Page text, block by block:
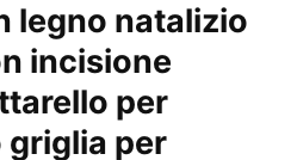
legno natalizio
incisione
per
per